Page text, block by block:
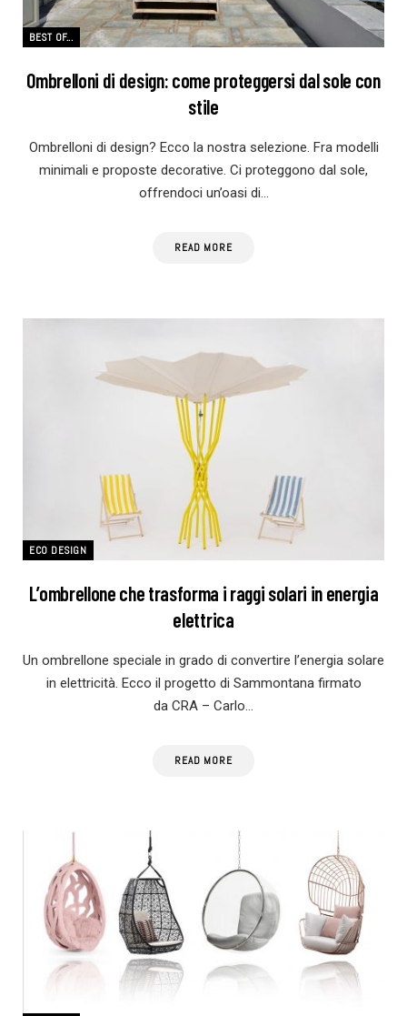
BEST OF...
Ombrelloni di design: come proteggersi dal sole con
stile
Ombrelloni di design? Ecco la nostra selezione. Fra modelli
minimali e proposte decorative. Ci proteggono dal sole,
offrendoci un’oasi di…
READ MORE
ECO DESIGN
L’ombrellone che trasforma i raggi solari in energia
elettrica
Un ombrellone speciale in grado di convertire l’energia solare
in elettricità. Ecco il progetto di Sammontana firmato
da CRA – Carlo…
READ MORE